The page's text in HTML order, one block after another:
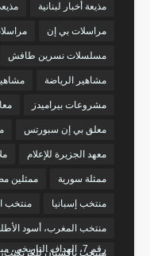
مذيعة أخبار لبنانية
مراسلات بي إن
مسلسلات نسرين طافش
مشاهير الرياضة
مشروعات بيراميدز
معلق بي إن سبورتس
معهد الجزيرة للإعلام
ممثلة سورية ممثلين
منتخب إسبانيا منتخب
رقم 7، الهداف التاريخي، مباريات المغرب، بث مباشر
منتخب باكستان للكريكيت،